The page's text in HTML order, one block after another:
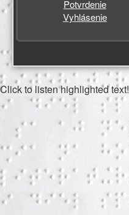
Potvrdenie
Vyhlásenie
Click to listen highlighted text!